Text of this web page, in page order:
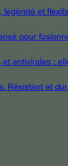
et
pour
antivirales :
et